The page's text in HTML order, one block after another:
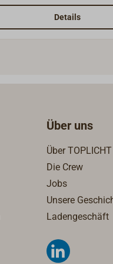
IP55Steckanschluss: 6,3
Details
Über uns
Über TOPLICHT
Die Crew
Jobs
Unsere
Ladengeschäft